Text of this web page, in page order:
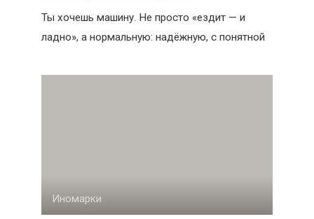
Ты хочешь машину. Не просто «ездит — и
ладно», а нормальную: надёжную, с понятной
Иномарки